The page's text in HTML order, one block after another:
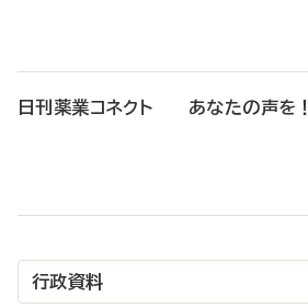
日刊薬業コネクト あなたの声を！
行政資料